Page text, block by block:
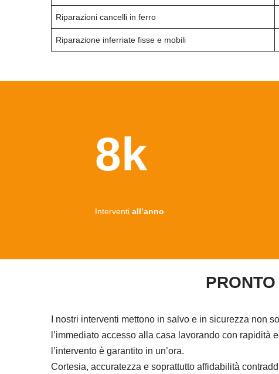
Riparazioni cancelli in ferro
Riparazione inferriate fisse e mobili
8k
Interventi all’anno
I nostri interventi mettono in salvo e in sicurezza non
l’immediato accesso alla casa lavorando con
l’intervento è garantito in un’ora.
Cortesia, accuratezza e soprattutto affidabilità